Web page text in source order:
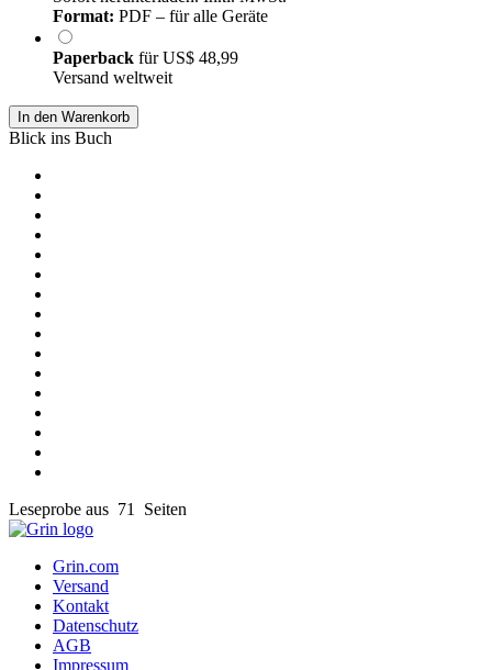
Format: PDF – für alle Geräte
Paperback fürUS$ 48,99
Versand weltweit
In den Warenkorb
Blick ins Buch
Leseprobe aus 71 Seiten
Grin.com
Versand
Kontakt
Datenschutz
AGB
Impressum